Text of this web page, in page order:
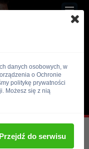
danych osobowych, w
o Ochronie
politykę prywatności
Możesz się z nią
Przejdź do serwisu